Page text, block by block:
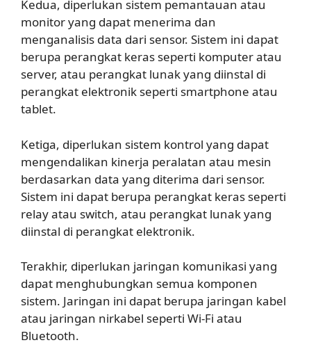
Kedua, diperlukan sistem pemantauan atau
monitor yang dapat menerima dan
menganalisis data dari sensor. Sistem ini dapat
berupa perangkat keras seperti komputer atau
server, atau perangkat lunak yang diinstal di
perangkat elektronik seperti smartphone atau
tablet.
Ketiga, diperlukan sistem kontrol yang dapat
mengendalikan kinerja peralatan atau mesin
berdasarkan data yang diterima dari sensor.
Sistem ini dapat berupa perangkat keras seperti
relay atau switch, atau perangkat lunak yang
diinstal di perangkat elektronik.
Terakhir, diperlukan jaringan komunikasi yang
dapat menghubungkan semua komponen
sistem. Jaringan ini dapat berupa jaringan kabel
atau jaringan nirkabel seperti Wi-Fi atau
Bluetooth.